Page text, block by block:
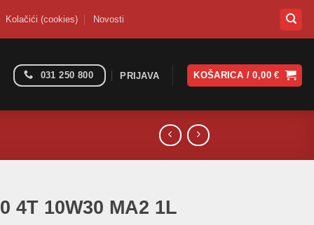
Kolačići (cookies) Novosti
031 250 800 PRIJAVA KOŠARICA /0,00€
4T 10W30 MA2 1L